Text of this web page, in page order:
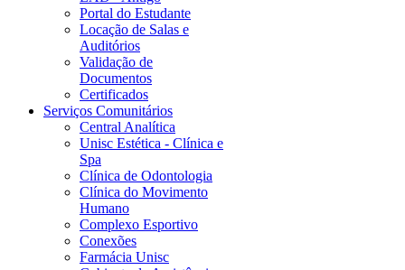
Portal do Estudante
Locação de Salas e
Auditórios
Validação de
Documentos
Certificados
Serviços Comunitários
Central Analítica
Unisc Estética - Clínica e
Spa
Clínica de Odontologia
Clínica do Movimento
Humano
Complexo Esportivo
Conexões
Farmácia Unisc